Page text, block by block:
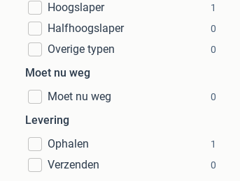
Hoogslaper 1
Halfhoogslaper 0
Overige typen 0
Moet nu weg
Moet nu weg
0
Levering
Ophalen
1
Verzenden 0